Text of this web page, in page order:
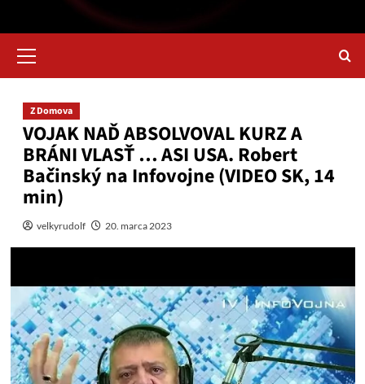
Menu
Z Domova
VOJAK NAĎ ABSOLVOVAL KURZ A
BRÁNI VLASŤ … ASI USA. Robert
Bačinský na Infovojne (VIDEO SK, 14
min)
velkyrudolf 20. marca 2023